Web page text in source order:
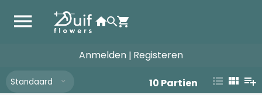
Anmelden | Registeren
Standaard 10 Partien